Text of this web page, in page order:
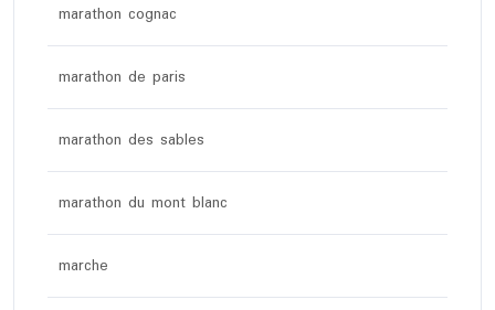
marathon cognac
marathon de paris
marathon des sables
marathon du mont blanc
marche